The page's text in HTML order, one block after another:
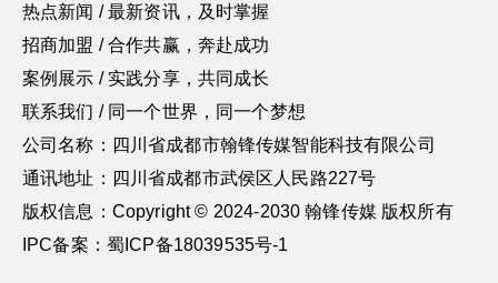
热点新闻 / 最新资讯，及时掌握
招商加盟 / 合作共赢，奔赴成功
案例展示 / 实践分享，共同成长
联系我们 / 同一个世界，同一个梦想
公司名称：四川省成都市翰锋传媒智能科技有限公司
通讯地址：四川省成都市武侯区人民路227号
版权信息：Copyright © 2024-2030 翰锋传媒 版权所有
IPC备案：蜀ICP备18039535号-1